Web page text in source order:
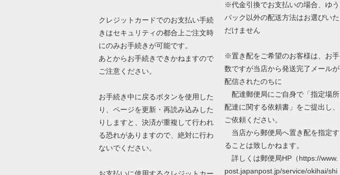
クレジットカードでのお支払い手続
きはセキュリティの都合上ご注文時
にのみお手続きが可能です。
あとからお手続きできかねますので
ご注意ください。
お手続き中に戻るボタンを使用した
り、ページを更新・再読み込みした
りしますと、決済が重複して行われ
る恐れがありますので、絶対に行わ
ないでください。
※代金引換でお支払いの場合、ゆう
パック以外の配送方法はお選びいた
だけません
※置き配をご希望のお客様は、お手
数ですが当店から発送完了メールが
配信されたのちに
配達郵便局にご自身で「指定場所
配達に関する依頼書」をご提出し、
ご依頼ください。
当店から郵便局へ置き配を指定す
ることは致しかねます。
詳しくは郵便局HP（https://www.
post.japanpost.jp/service/okihai/shi